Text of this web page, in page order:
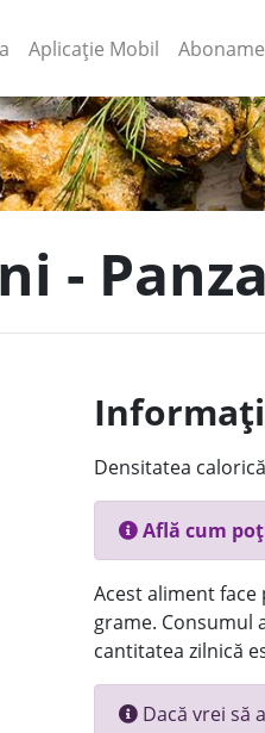
(current)
Aplicație Mobil (current)
-
Densitatea
Află cum
Acest aliment
grame. Consumul
cantitatea zilnică
Dacă vrei să